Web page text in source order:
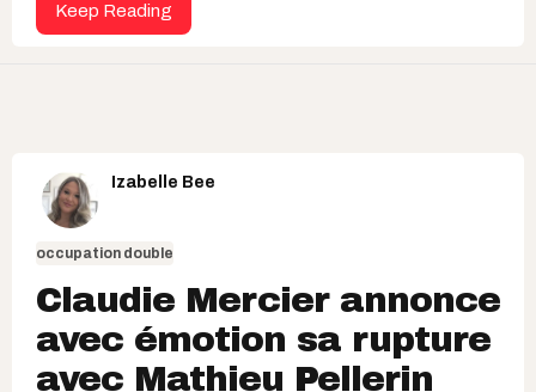
Keep Reading
Izabelle Bee
occupation double
Claudie Mercier annonce
avec émotion sa rupture
avec Mathieu Pellerin